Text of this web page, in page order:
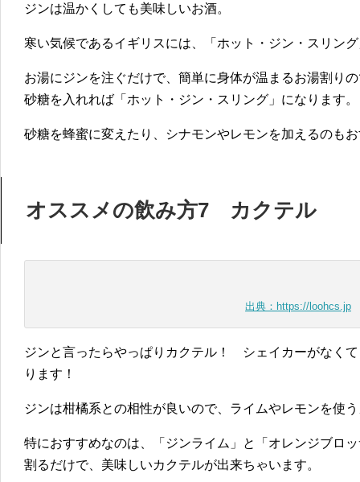
ジンは温かくしても美味しいお酒。
寒い気候であるイギリスには、「ホット・ジン・スリン
お湯にジンを注ぐだけで、簡単に身体が温まるお湯割り
砂糖を入れれば「ホット・ジン・スリング」になります。
砂糖を蜂蜜に変えたり、シナモンやレモンを加えるのも
オススメの飲み方7 カクテル
出典：https://loohcs.jp
ジンと言ったらやっぱりカクテル！ シェイカーがなく
ります！
ジンは柑橘系との相性が良いので、ライムやレモンを使
特におすすめなのは、「ジンライム」と「オレンジブロ
割るだけで、美味しいカクテルが出来ちゃいます。